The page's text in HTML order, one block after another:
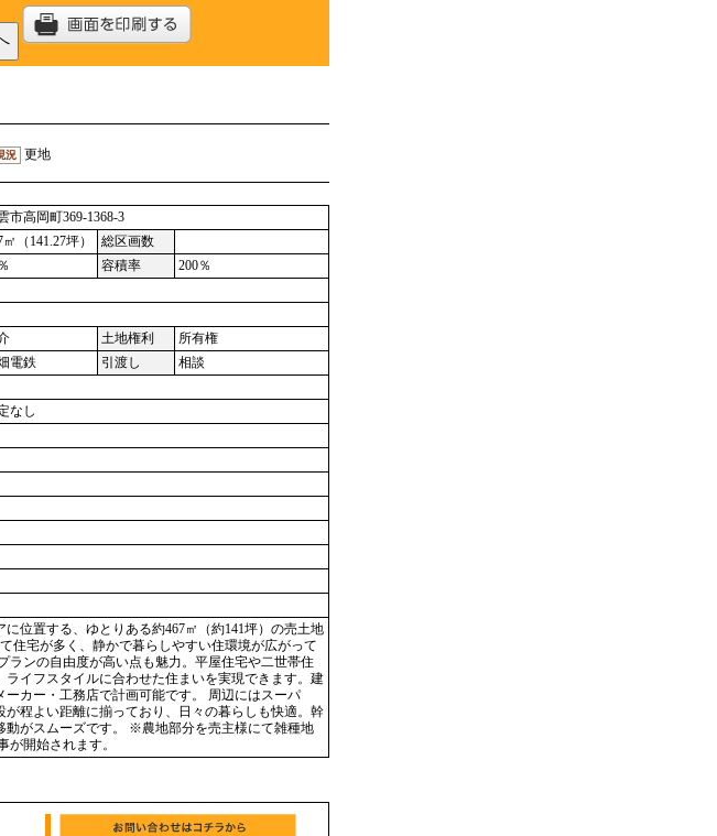
況 更地
市高岡町369-1368-3
㎡（141.27坪）
総区画数
容積率
200％
土地権利
所有権
電鉄 引渡し
相談
なし
位置する、ゆとりある約467㎡（約141坪）の売土地
住宅が多く、静かで暮らしやすい住環境が広がって
ランの自由度が高い点も魅力。平屋住宅や二世帯住
イフスタイルに合わせた住まいを実現できます。建
カー・工務店で計画可能です。 周辺にはスーパ
程よい距離に揃っており、日々の暮らしも快適。幹
動がスムーズです。 ※農地部分を売主様にて雑種地
開始されます。